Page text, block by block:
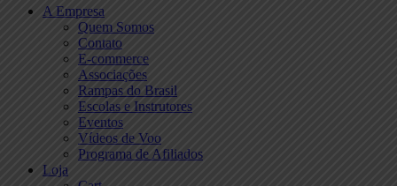
A Empresa
Quem Somos
Contato
E-commerce
Associações
Rampas do Brasil
Escolas e Instrutores
Eventos
Vídeos de Voo
Programa de Afiliados
Loja